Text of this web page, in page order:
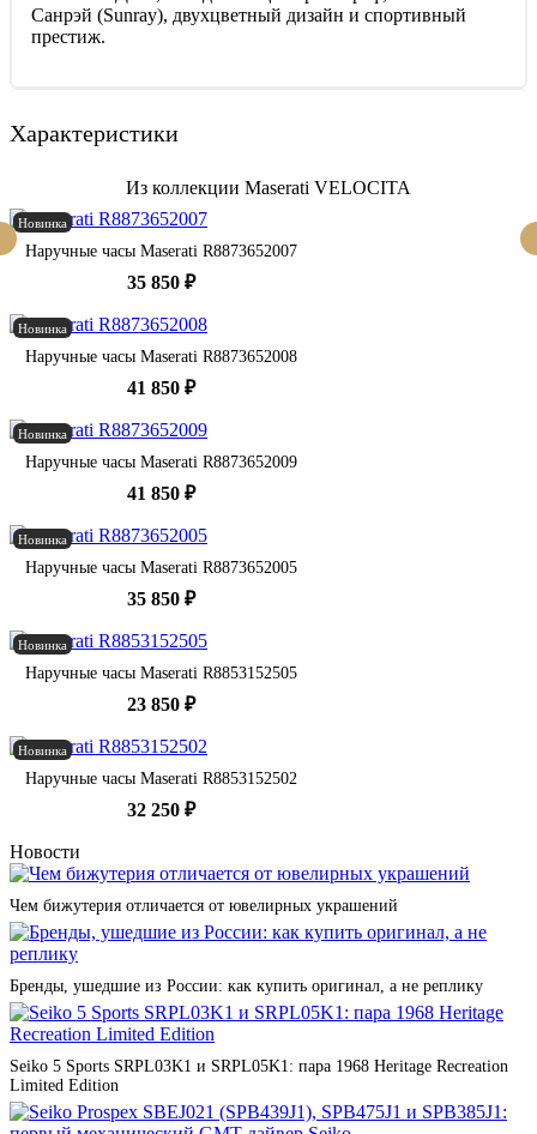
Санрэй (Sunray), двухцветный дизайн и спортивный
престиж.
Характеристики
Из коллекции Maserati VELOCITA
Новинка
Наручные часы Maserati R8873652007
35 850 ₽
Новинка
Наручные часы Maserati R8873652008
41 850 ₽
Новинка
Наручные часы Maserati R8873652009
41 850 ₽
Новинка
Наручные часы Maserati R8873652005
35 850 ₽
Новинка
Наручные часы Maserati R8853152505
23 850 ₽
Новинка
Наручные часы Maserati R8853152502
32 250 ₽
Новости
Чем бижутерия отличается от ювелирных украшений
Бренды, ушедшие из России: как купить оригинал, а не реплику
Seiko 5 Sports SRPL03K1 и SRPL05K1: пара 1968 Heritage Recreation
Limited Edition